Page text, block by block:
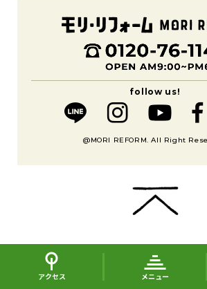
アクセス メニュー
@MORI REFORM. All Right